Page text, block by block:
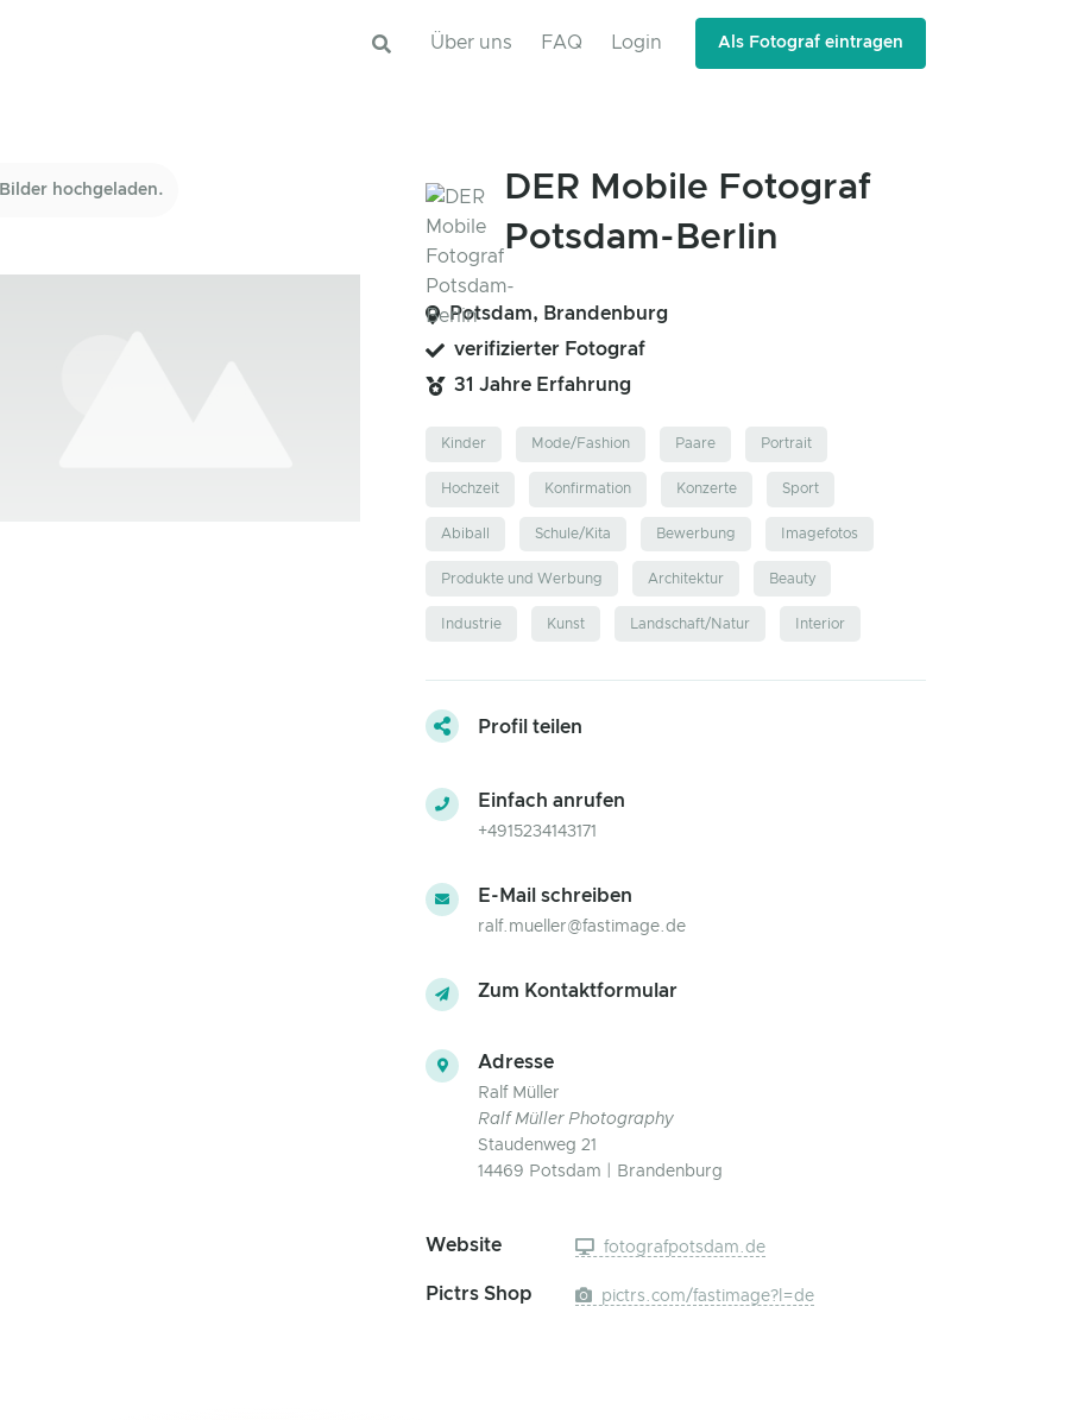
Über uns FAQ Login Als Fotograf eintragen
hochgeladen.
DER Mobile Fotograf
Potsdam-Berlin
Potsdam, Brandenburg
verifizierter Fotograf
31 Jahre Erfahrung
Kinder Mode/Fashion Paare Portrait
Hochzeit Konfirmation Konzerte Sport
Abiball Schule/Kita Bewerbung Imagefotos
Produkte und Werbung Architektur Beauty
Industrie Kunst Landschaft/Natur Interior
Profil teilen
Einfach anrufen
+4915234143171
E-Mail schreiben
ralf.mueller@fastimage.de
Zum Kontaktformular
Adresse
Ralf Müller
Ralf Müller Photography
Staudenweg 21
14469 Potsdam | Brandenburg
Website fotografpotsdam.de
Pictrs Shop pictrs.com/fastimage?l=de